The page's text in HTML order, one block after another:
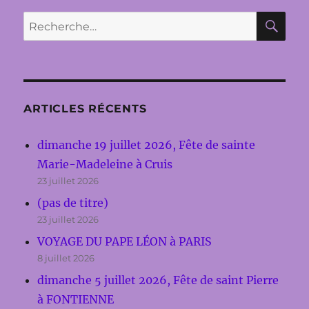
Recherche
pour :
ARTICLES RÉCENTS
dimanche 19 juillet 2026, Fête de sainte
Marie-Madeleine à Cruis
23 juillet 2026
(pas de titre)
23 juillet 2026
VOYAGE DU PAPE LÉON à PARIS
8 juillet 2026
dimanche 5 juillet 2026, Fête de saint Pierre
à FONTIENNE